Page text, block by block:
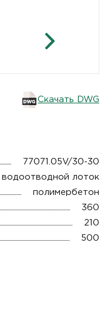
Скачать DWG
77071.05V/30-30
водоотводной лоток
полимербетон
360
210
500